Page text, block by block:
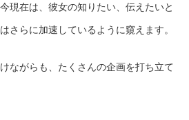
現在は、彼女の知りたい、伝えたいと
さらに加速しているように窺えます。
ながらも、たくさんの企画を打ち立て